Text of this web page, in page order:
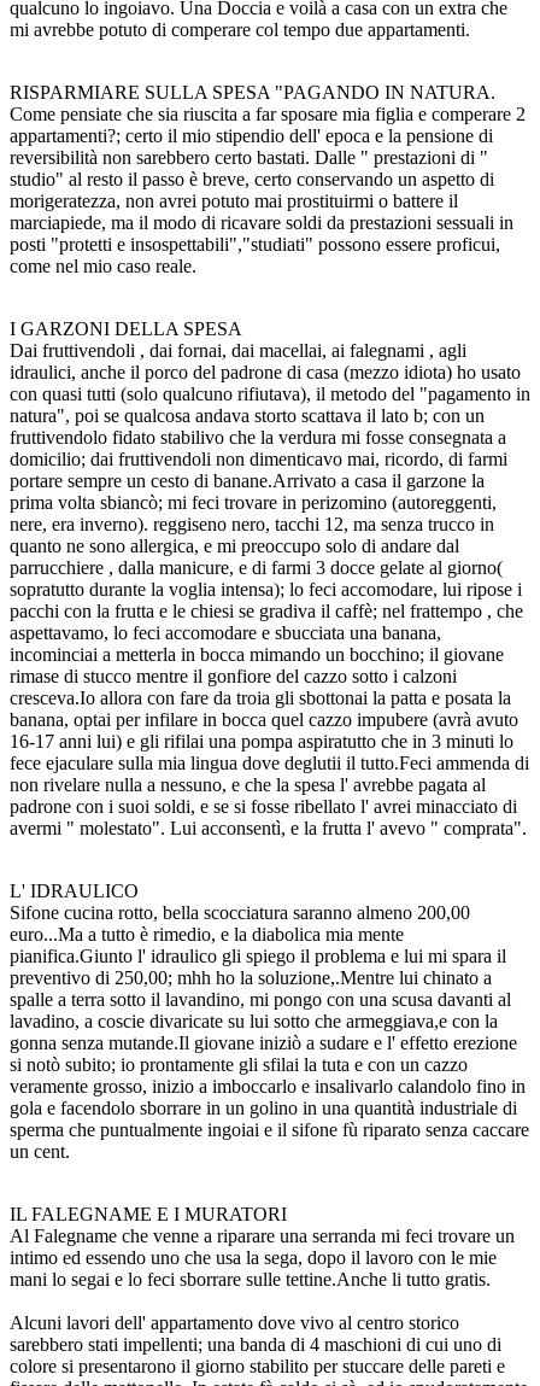
qualcuno lo ingoiavo. Una Doccia e voilà a casa con un extra che
mi avrebbe potuto di comperare col tempo due appartamenti.
RISPARMIARE SULLA SPESA "PAGANDO IN NATURA.
Come pensiate che sia riuscita a far sposare mia figlia e comperare 2
appartamenti?; certo il mio stipendio dell' epoca e la pensione di
reversibilità non sarebbero certo bastati. Dalle " prestazioni di "
studio" al resto il passo è breve, certo conservando un aspetto di
morigeratezza, non avrei potuto mai prostituirmi o battere il
marciapiede, ma il modo di ricavare soldi da prestazioni sessuali in
posti "protetti e insospettabili","studiati" possono essere proficui,
come nel mio caso reale.
I GARZONI DELLA SPESA
Dai fruttivendoli , dai fornai, dai macellai, ai falegnami , agli
idraulici, anche il porco del padrone di casa (mezzo idiota) ho usato
con quasi tutti (solo qualcuno rifiutava), il metodo del "pagamento in
natura", poi se qualcosa andava storto scattava il lato b; con un
fruttivendolo fidato stabilivo che la verdura mi fosse consegnata a
domicilio; dai fruttivendoli non dimenticavo mai, ricordo, di farmi
portare sempre un cesto di banane.Arrivato a casa il garzone la
prima volta sbiancò; mi feci trovare in perizomino (autoreggenti,
nere, era inverno). reggiseno nero, tacchi 12, ma senza trucco in
quanto ne sono allergica, e mi preoccupo solo di andare dal
parrucchiere , dalla manicure, e di farmi 3 docce gelate al giorno(
sopratutto durante la voglia intensa); lo feci accomodare, lui ripose i
pacchi con la frutta e le chiesi se gradiva il caffè; nel frattempo , che
aspettavamo, lo feci accomodare e sbucciata una banana,
incominciai a metterla in bocca mimando un bocchino; il giovane
rimase di stucco mentre il gonfiore del cazzo sotto i calzoni
cresceva.Io allora con fare da troia gli sbottonai la patta e posata la
banana, optai per infilare in bocca quel cazzo impubere (avrà avuto
16-17 anni lui) e gli rifilai una pompa aspiratutto che in 3 minuti lo
fece ejaculare sulla mia lingua dove deglutii il tutto.Feci ammenda di
non rivelare nulla a nessuno, e che la spesa l' avrebbe pagata al
padrone con i suoi soldi, e se si fosse ribellato l' avrei minacciato di
avermi " molestato". Lui acconsentì, e la frutta l' avevo " comprata".
L' IDRAULICO
Sifone cucina rotto, bella scocciatura saranno almeno 200,00
euro...Ma a tutto è rimedio, e la diabolica mia mente
pianifica.Giunto l' idraulico gli spiego il problema e lui mi spara il
preventivo di 250,00; mhh ho la soluzione,.Mentre lui chinato a
spalle a terra sotto il lavandino, mi pongo con una scusa davanti al
lavadino, a coscie divaricate su lui sotto che armeggiava,e con la
gonna senza mutande.Il giovane iniziò a sudare e l' effetto erezione
si notò subito; io prontamente gli sfilai la tuta e con un cazzo
veramente grosso, inizio a imboccarlo e insalivarlo calandolo fino in
gola e facendolo sborrare in un golino in una quantità industriale di
sperma che puntualmente ingoiai e il sifone fù riparato senza caccare
un cent.
IL FALEGNAME E I MURATORI
Al Falegname che venne a riparare una serranda mi feci trovare un
intimo ed essendo uno che usa la sega, dopo il lavoro con le mie
mani lo segai e lo feci sborrare sulle tettine.Anche li tutto gratis.
Alcuni lavori dell' appartamento dove vivo al centro storico
sarebbero stati impellenti; una banda di 4 maschioni di cui uno di
colore si presentarono il giorno stabilito per stuccare delle pareti e